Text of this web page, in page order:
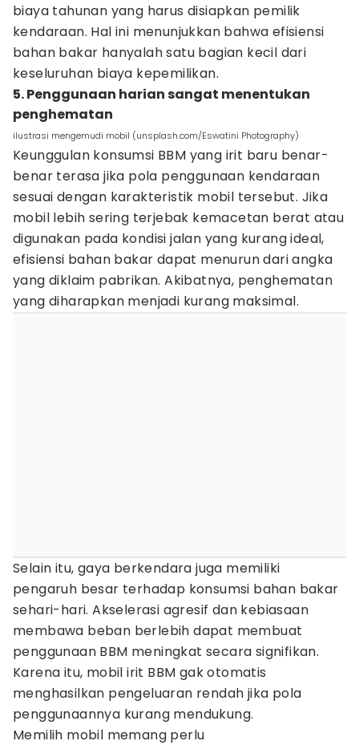
biaya tahunan yang harus disiapkan pemilik
kendaraan. Hal ini menunjukkan bahwa efisiensi
bahan bakar hanyalah satu bagian kecil dari
keseluruhan biaya kepemilikan.
5. Penggunaan harian sangat menentukan
penghematan
ilustrasi mengemudi mobil (unsplash.com/Eswatini Photography)
Keunggulan konsumsi BBM yang irit baru benar-
benar terasa jika pola penggunaan kendaraan
sesuai dengan karakteristik mobil tersebut. Jika
mobil lebih sering terjebak kemacetan berat atau
digunakan pada kondisi jalan yang kurang ideal,
efisiensi bahan bakar dapat menurun dari angka
yang diklaim pabrikan. Akibatnya, penghematan
yang diharapkan menjadi kurang maksimal.
Selain itu, gaya berkendara juga memiliki
pengaruh besar terhadap konsumsi bahan bakar
sehari-hari. Akselerasi agresif dan kebiasaan
membawa beban berlebih dapat membuat
penggunaan BBM meningkat secara signifikan.
Karena itu, mobil irit BBM gak otomatis
menghasilkan pengeluaran rendah jika pola
penggunaannya kurang mendukung.
Memilih mobil memang perlu